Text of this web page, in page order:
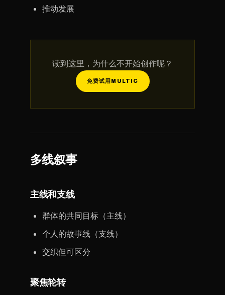
推动发展
读到这里，为什么不开始创作呢？
免费试用MULTIC
多线叙事
主线和支线
群体的共同目标（主线）
个人的故事线（支线）
交织但可区分
聚焦轮转